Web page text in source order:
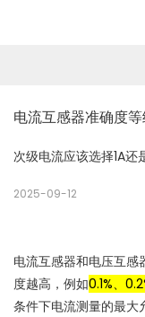
电流互感器准确度等
次级电流应该选择1A还
2025-09-12
电流互感器和电压互
度越高，例如0.1%、
条件下电流测量的最大